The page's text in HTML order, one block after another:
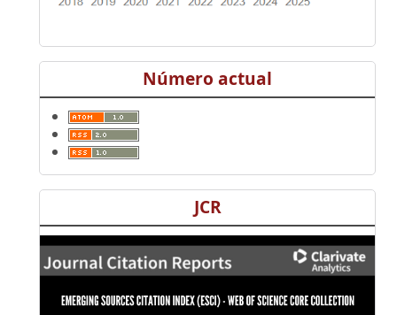
Número actual
JCR